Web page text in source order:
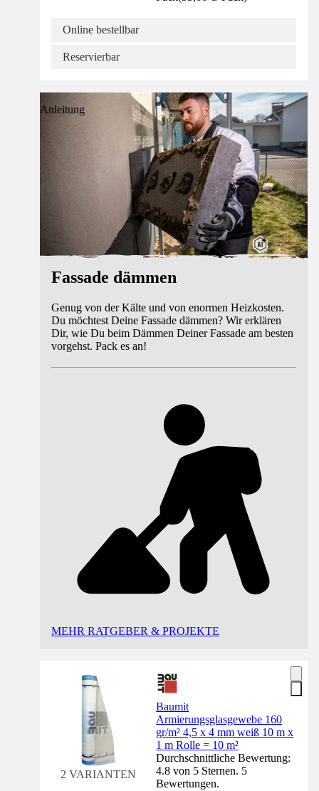
Online bestellbar
Reservierbar
Anleitung
Fassade dämmen
Genug von der Kälte und von enormen Heizkosten.
Du möchtest Deine Fassade dämmen? Wir erklären
Dir, wie Du beim Dämmen Deiner Fassade am besten
vorgehst. Pack es an!
MEHR RATGEBER & PROJEKTE
2 VARIANTEN
Baumit
Armierungsglasgewebe 160
gr/m² 4,5 x 4 mm weiß 10 m x
1 m Rolle = 10 m²
Durchschnittliche Bewertung:
4.8 von 5 Sternen. 5
Bewertungen.